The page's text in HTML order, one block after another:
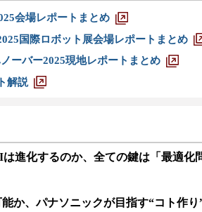
会場レポートまとめ
国際ロボット展会場レポートまとめ
ーバー2025現地レポートまとめ
解説
進化するのか、全ての鍵は「最適化
か、パナソニックが目指す“コト作り